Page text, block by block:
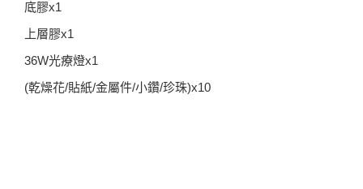
底膠x1
上層膠x1
36W光療燈x1
(乾燥花/貼紙/金屬件/小鑽/珍珠)x10